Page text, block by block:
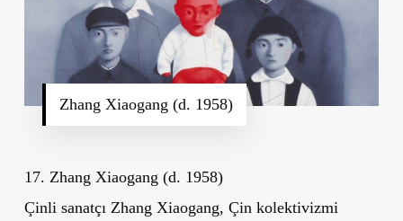
Zhang Xiaogang (d. 1958)
17. Zhang Xiaogang (d. 1958)
Çinli sanatçı Zhang Xiaogang, Çin kolektivizmi